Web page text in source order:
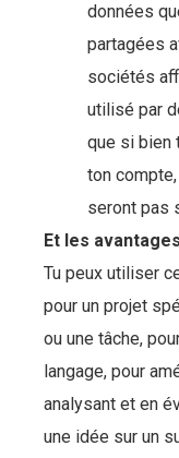
données
partagées
sociétés
utilisé par
que si bien
ton
seront pas
Et les
Tu peux utiliser
pour un projet
ou une tâche,
langage, pour
analysant et en
une idée sur un